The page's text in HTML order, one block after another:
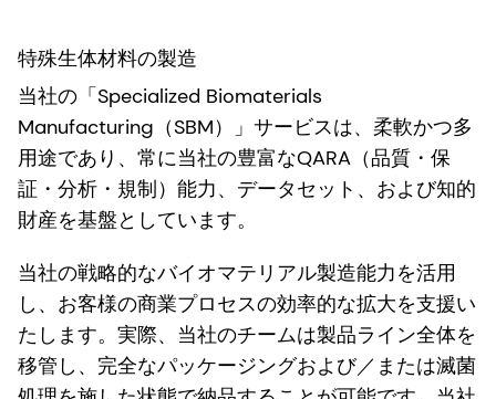
特殊生体材料の製造
当社の「Specialized Biomaterials
Manufacturing（SBM）」サービスは、柔軟かつ多
用途であり、常に当社の豊富なQARA（品質・保
証・分析・規制）能力、データセット、および知的
財産を基盤としています。
当社の戦略的なバイオマテリアル製造能力を活用
し、お客様の商業プロセスの効率的な拡大を支援い
たします。実際、当社のチームは製品ライン全体を
移管し、完全なパッケージングおよび／または滅菌